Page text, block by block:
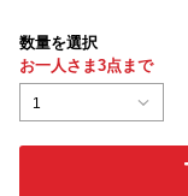
数量を選択
お一人さま3点まで
1